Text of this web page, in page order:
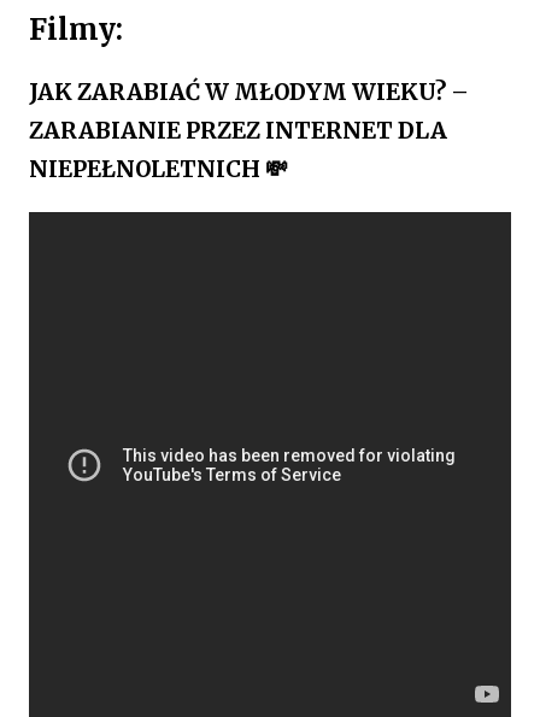
Filmy:
JAK ZARABIAĆ W MŁODYM WIEKU? –
ZARABIANIE PRZEZ INTERNET DLA
NIEPEŁNOLETNICH 💸